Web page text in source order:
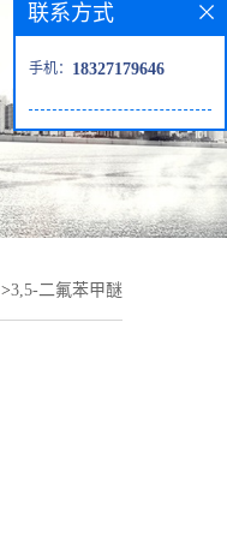
>3,5-二氟苯甲醚
联系方式
手机： 18327179646